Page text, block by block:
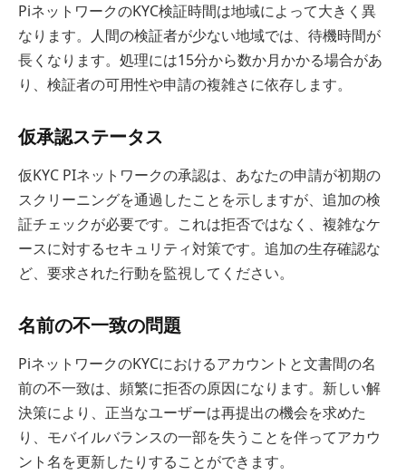
PiネットワークのKYC検証時間は地域によって大きく異
なります。人間の検証者が少ない地域では、待機時間が
長くなります。処理には15分から数か月かかる場合があ
り、検証者の可用性や申請の複雑さに依存します。
仮承認ステータス
仮KYC PIネットワークの承認は、あなたの申請が初期の
スクリーニングを通過したことを示しますが、追加の検
証チェックが必要です。これは拒否ではなく、複雑なケ
ースに対するセキュリティ対策です。追加の生存確認な
ど、要求された行動を監視してください。
名前の不一致の問題
PiネットワークのKYCにおけるアカウントと文書間の名
前の不一致は、頻繁に拒否の原因になります。新しい解
決策により、正当なユーザーは再提出の機会を求めた
り、モバイルバランスの一部を失うことを伴ってアカウ
ント名を更新したりすることができます。